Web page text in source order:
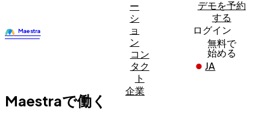
ー
シ
ョ
ン
コン
タク
ト
企業
デモを予約
する
ログイン
無料で
始める
JA
Maestraで働く